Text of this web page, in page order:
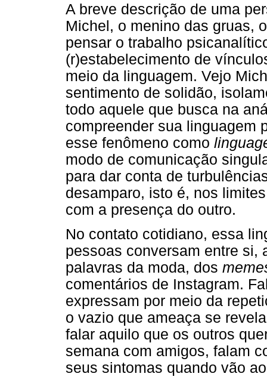
A breve descrição de uma
Michel, o menino das gruas,
pensar o trabalho
(r)estabelecimento de
meio da linguagem. Vejo
sentimento de solidão,
todo aquele que busca na
compreender sua linguagem
esse fenômeno como
modo de comunicação
para dar conta de
desamparo, isto é, nos
com a presença do outro.
No contato cotidiano, essa
pessoas conversam entre si,
palavras da moda, dos
comentários de Instagram.
expressam por meio da
o vazio que ameaça se
falar aquilo que os outros
semana com amigos, falam
seus sintomas quando vão